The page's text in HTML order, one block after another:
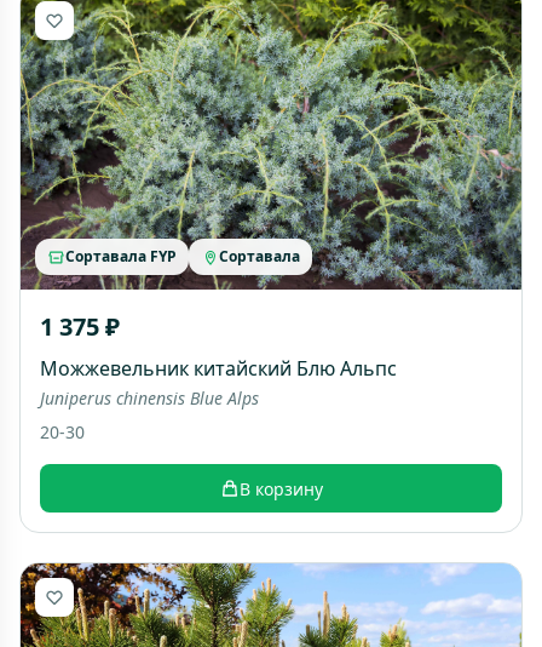
Сортавала FYP Сортавала
1 375 ₽
Можжевельник китайский Блю Альпс
Juniperus chinensis Blue Alps
20-30
В корзину